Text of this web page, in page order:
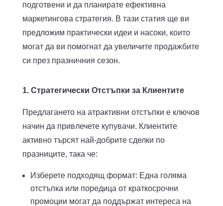
подготвени и да планирате ефективна
маркетингова стратегия. В тази статия ще ви
предложим практически идеи и насоки, които
могат да ви помогнат да увеличите продажбите
си през празничния сезон.
1. Стратегически Отстъпки за Клиентите
Предлагането на атрактивни отстъпки е ключов
начин да привлечете купувачи. Клиентите
активно търсят най-добрите сделки по
празниците, така че:
Изберете подходящ формат: Една голяма
отстъпка или поредица от краткосрочни
промоции могат да поддържат интереса на